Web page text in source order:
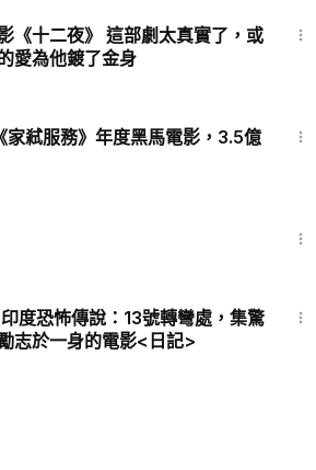
《十二夜》 這部劇太真實了，或
愛為他鍍了金身
弒服務》年度黑馬電影，3.5億
度恐怖傳說：13號轉彎處，集驚
志於一身的電影<日記>